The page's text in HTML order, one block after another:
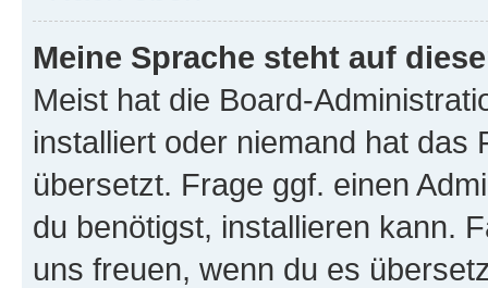
Meine Sprache steht auf
Meist hat die Board-
installiert oder niemand hat das
übersetzt. Frage ggf. einen
du benötigst, installieren kann.
uns freuen, wenn du es